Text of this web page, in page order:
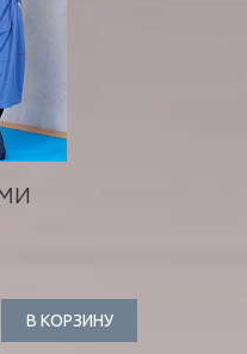
В КОРЗИНУ